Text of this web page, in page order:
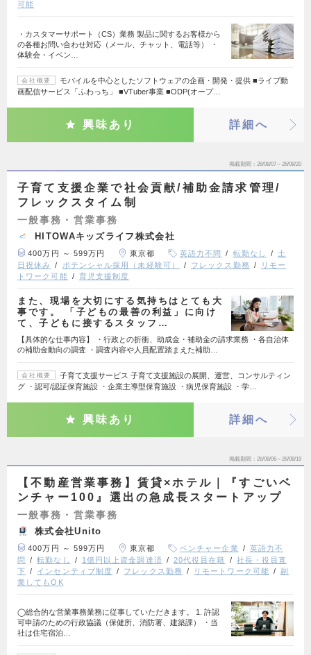
可能
・カスタマーサポート（CS）業務 製品に関するお客様から
の各種お問い合わせ対応（メール、チャット、電話等） ・
体験会・イベン…
会社概要
モバイルを中心としたソフトウェアの企画・開発・提供 ■ライブ動
画配信サービス「ふわっち」 ■VTuber事業 ■ODP(オープ…
興味あり 詳細へ
掲載期間 26/08/07～26/08/20
子育て支援企業で社会貢献/補助金請求管理/
フレックスタイム制
一般事務・営業事務
HITOWAキッズライフ株式会社
400万円 ～ 599万円 東京都 英語力不問 転勤なし
土
日祝休み
ポテンシャル採用（未経験可） フレックス勤務
リモー
トワーク可能
育児支援制度
また、現場を大切にする気持ちはとても大
事です。 「子どもの最善の利益」に向け
て、子どもに接するスタッフ…
【具体的な仕事内容】 ・行政との折衝、助成金・補助金の請求業務 ・各自治体
の補助金動向の調査 ・調査内容や人員配置踏まえた補助…
会社概要
子育て支援サービス 子育て支援施設の展開、運営、コンサルティン
グ ・認可/認証保育施設 ・企業主導型保育施設 ・病児保育施設 ・学…
興味あり 詳細へ
掲載期間 26/08/06～26/08/19
【不動産営業事務】賃貸×ホテル｜『すごいベ
ンチャー100』選出の急成長スタートアップ
一般事務・営業事務
株式会社Unito
400万円 ～ 599万円 東京都 ベンチャー企業
英語力不
問
転勤なし 1億円以上資金調達済 20代役員在籍
社長・役員直
下
インセンティブ制度 フレックス勤務 リモートワーク可能
副
業してもOK
◯総合的な営業事務業務に従事していただきます。 1. 許認
可申請のための行政協議（保健所、消防署、建築課） ・当
社は住宅宿泊…